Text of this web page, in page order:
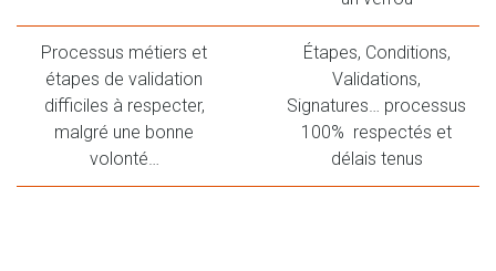
Processus métiers et
étapes de validation
difficiles à respecter,
malgré une bonne
volonté…
Étapes, Conditions,
Validations,
Signatures… processus
100% respectés et
délais tenus